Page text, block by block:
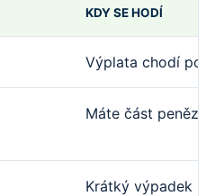
KDY SE HODÍ
Výplata chodí
Máte část peněz
Krátký výpadek